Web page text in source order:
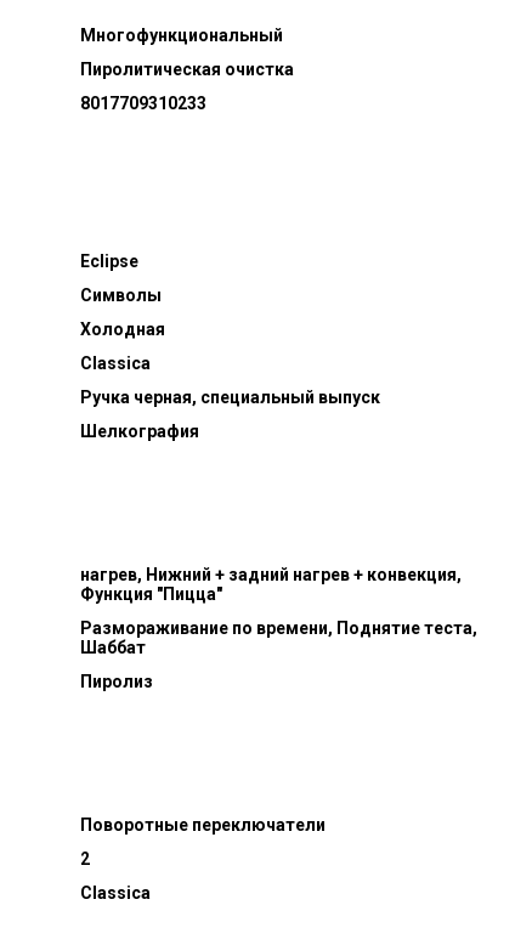
Многофункциональный
Пиролитическая очистка
8017709310233
Eclipse
Символы
Холодная
Classica
Ручка черная, специальный выпуск
Шелкография
нагрев, Нижний + задний нагрев + конвекция,
Функция "Пицца"
Размораживание по времени, Поднятие теста,
Шаббат
Пиролиз
Поворотные переключатели
2
Classica